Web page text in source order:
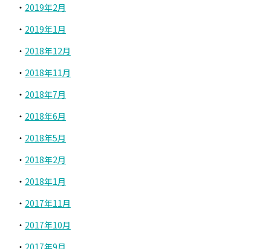
2019年2月
2019年1月
2018年12月
2018年11月
2018年7月
2018年6月
2018年5月
2018年2月
2018年1月
2017年11月
2017年10月
2017年9月